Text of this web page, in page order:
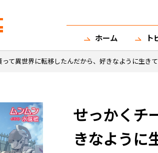
ホーム ト
て異世界に転移したんだから、好きなように生き
せっかくチ
きなように